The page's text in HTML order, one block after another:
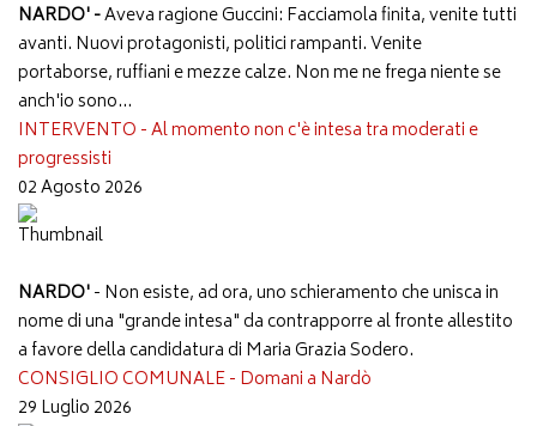
NARDO' -Aveva ragione Guccini: Facciamola finita, venite tutti
avanti. Nuovi protagonisti, politici rampanti. Venite
portaborse, ruffiani e mezze calze. Non me ne frega niente se
anch'io sono...
INTERVENTO - Al momento non c'è intesa tra moderati e
progressisti
02 Agosto 2026
NARDO'- Non esiste, ad ora, uno schieramento che unisca in
nome di una "grande intesa" da contrapporre al fronte allestito
a favore della candidatura di Maria Grazia Sodero.
CONSIGLIO COMUNALE - Domani a Nardò
29 Luglio 2026